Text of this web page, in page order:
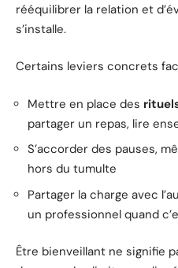
rééquilibrer la relation et
s’installe.
Certains leviers concrets
Mettre en place des
partager un repas, lire
S’accorder des pauses,
hors du tumulte
Partager la charge avec
un professionnel quand
Être bienveillant ne signifie